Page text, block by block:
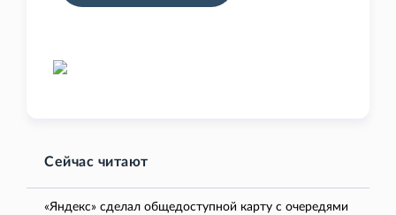
Сейчас читают
«Яндекс» сделал общедоступной карту с очередями